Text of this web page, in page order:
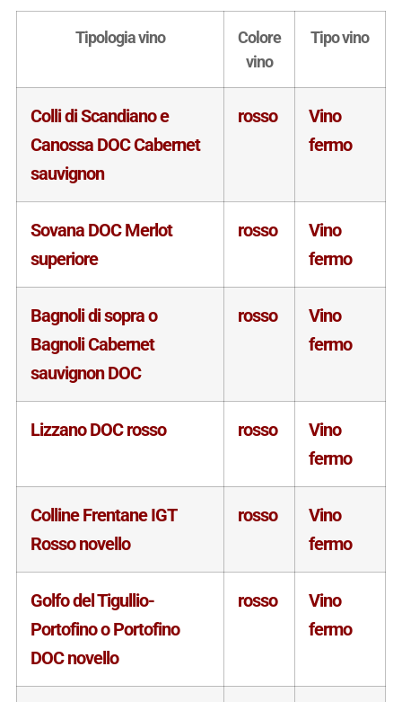
Tipologia vino
Colore
vino
Tipo vino
Colli di Scandiano e
Canossa DOC Cabernet
sauvignon
rosso
Vino
fermo
Sovana DOC Merlot
superiore
rosso
Vino
fermo
Bagnoli di sopra o
Bagnoli Cabernet
sauvignon DOC
rosso
Vino
fermo
Lizzano DOC rosso rosso
Vino
fermo
Colline Frentane IGT
Rosso novello
rosso
Vino
fermo
Golfo del Tigullio-
Portofino o Portofino
DOC novello
rosso
Vino
fermo